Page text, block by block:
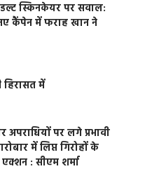
स्किनकेयर पर सवाल:
कैंपेन में फराह खान ने
में
अपराधियों पर लगे प्रभावी
में लिप्त गिरोहों के
: सीएम शर्मा